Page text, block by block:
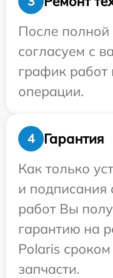
После
согласуем с
график
операции.
4
Гарантия
Как только
и
работ Вы
гарантию на
Polaris
запчасти.